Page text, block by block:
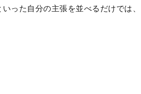
った自分の主張を並べるだけでは、